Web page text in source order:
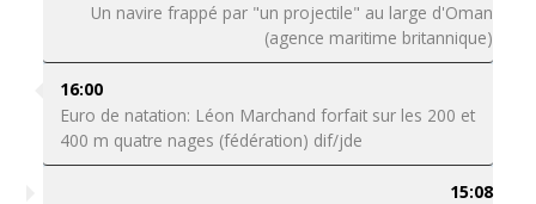
Un navire frappé par "un projectile" au large d'Oman
(agence maritime britannique)
16:00
Euro de natation: Léon Marchand forfait sur les 200 et
400 m quatre nages (fédération) dif/jde
15:08